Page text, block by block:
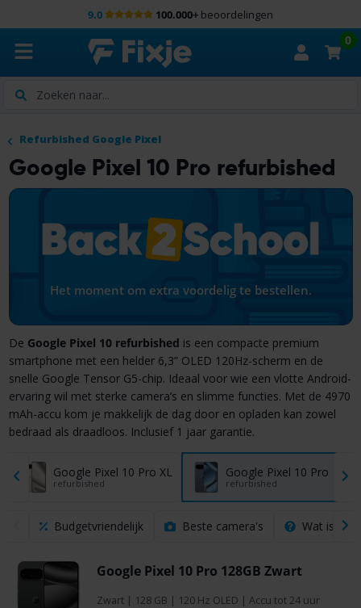
9.0 100.000+ beoordelingen
Zoeken
0
Refurbished Google Pixel
Google Pixel 10 Pro refurbished
Het moment om extra voordelig te bestellen.
De Google Pixel 10 refurbished is een compacte premium
smartphone met een helder 6,3” OLED 120Hz-scherm en de
snelle Google Tensor G5-chip. Ideaal voor wie een vlotte Android-
ervaring wil met sterke camera’s en slimme functies. Met de 4970
mAh-accu kom je makkelijk de dag door en opladen kan zowel
bedraad als draadloos. Inclusief 1 jaar garantie.
Google Pixel 10 Pro XL
refurbished
Google Pixel 10 Pro
refurbished
Budgetvriendelijk Beste camera's Wat is een
Google Pixel 10 Pro 128GB Zwart
Zwart | 128 GB | 120 Hz OLED | Accu tot 24 uur